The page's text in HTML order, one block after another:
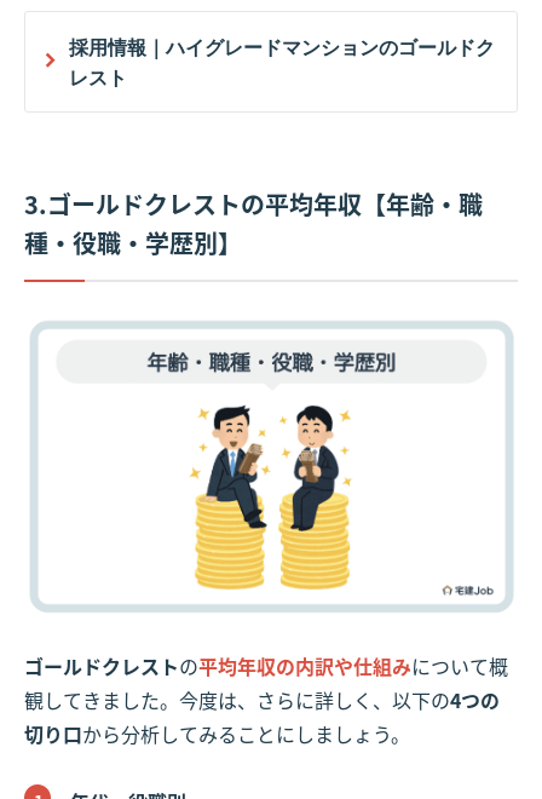
採用情報｜ハイグレードマンションのゴールドク
レスト
3.ゴールドクレストの平均年収【年齢・職
種・役職・学歴別】
ゴールドクレストの平均年収の内訳や仕組みについて概
観してきました。今度は、さらに詳しく、以下の4つの
切り口から分析してみることにしましょう。